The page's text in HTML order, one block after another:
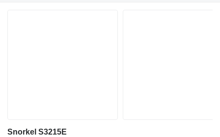
Snorkel S3215E